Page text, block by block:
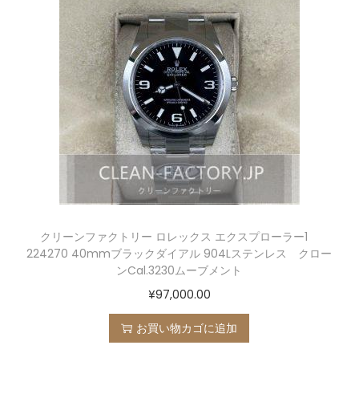
クリーンファクトリー ロレックス エクスプローラー1
224270 40mmブラックダイアル 904Lステンレス クロー
ンCal.3230ムーブメント
¥97,000.00
お買い物カゴに追加